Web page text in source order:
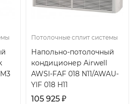
Потолочные сплит системы
Напольно-потолочный
кондиционер Airwell
AWSI-FAF 018 N11/AWAU-
YIF 018 H11
105 925 ₽